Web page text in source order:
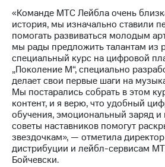
Собрания
акционеров
Личный
кабинет
акционера
Акционерный
капитал
Контроль
и
аудит
Рынок
акций
Описание
«Команде МТС Лейбла очень
история, мы изначально ставили
помогать развиваться молодым
мы рады предложить талантам из
специальный курс на цифровой
„Поколение М“, специально
делает свои первые шаги на
Мы постарались собрать в этом
контент, и я верю, что удобный
обучения, эмоциональный заряд
советы наставников помогут
звездочкам», — отметила
дистрибуции и лейбл-сервисам
Бойчевски.